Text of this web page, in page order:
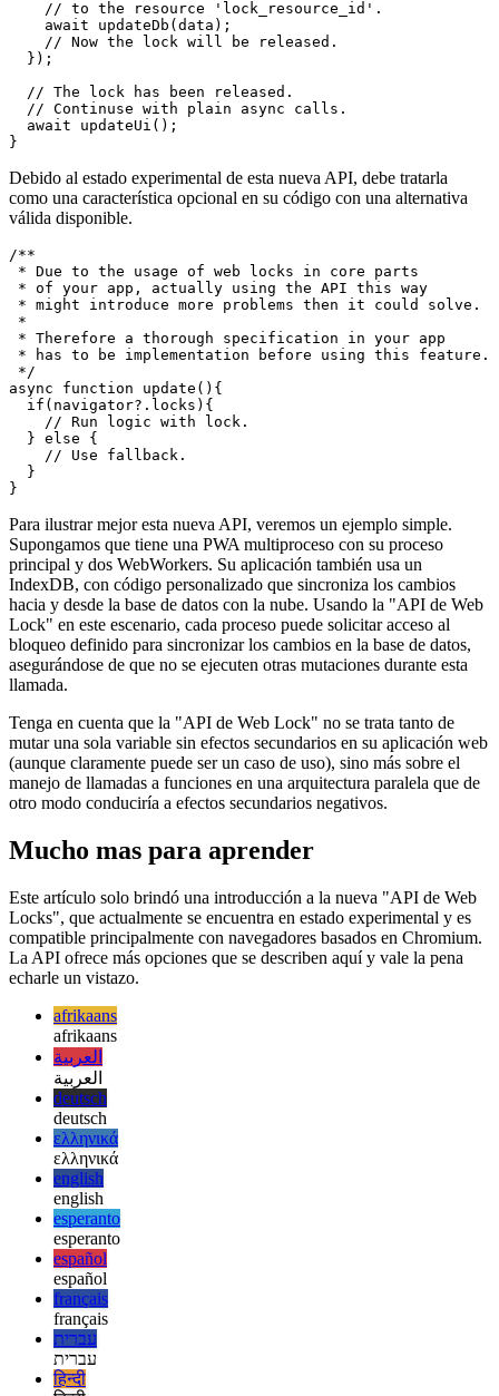
  // Request the lock.
  // Note that we can simply await the locked call!
await navigator.locks.request('lock_resource_id',
    // At this point, this call has exlusive access
    // to the resource 'lock_resource_id'.
    await updateDb(data);
    // Now the lock will be released.
  // The lock has been released.
  // Continuse with plain async calls.
  await updateUi();
Debido al estado experimental de esta nueva API, debe tratarla
como una característica opcional en su código con una alternativa
válida disponible.
/**
* Due to the usage of web locks in core parts
* of your app, actually using the API this way
* might introduce more problems then it could solve.
* Therefore a thorough specification in your app
* has to be implementation before using this feature.
*/
async function update(){
    // Run logic with lock.
  } else {
    // Use fallback.
  }
Para ilustrar mejor esta nueva API, veremos un ejemplo simple.
Supongamos que tiene una PWA multiproceso con su proceso
principal y dos WebWorkers. Su aplicación también usa un
IndexDB, con código personalizado que sincroniza los cambios
Lock" en este escenario, cada proceso puede solicitar acceso al
bloqueo definido para sincronizar los cambios en la base de datos,
asegurándose de que no se ejecuten otras mutaciones durante esta
llamada.
mutar una sola variable sin efectos secundarios en su aplicación web
(aunque claramente puede ser un caso de uso), sino más sobre el
otro modo conduciría a efectos secundarios negativos.
Mucho mas para aprender
Locks", que actualmente se encuentra en estado experimental y es
compatible principalmente con navegadores basados en Chromium.
La API ofrece más opciones que se describen aquí y vale la pena
echarle un vistazo.
afrikaans
afrikaans
العربية
العربية
deutsch
deutsch
ελληνικά
ελληνικά
english
english
esperanto
esperanto
español
español